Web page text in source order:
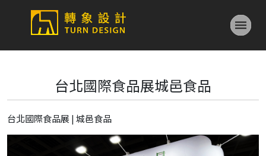
台北國際食品展城邑食品
台北國際食品展 | 城邑食品